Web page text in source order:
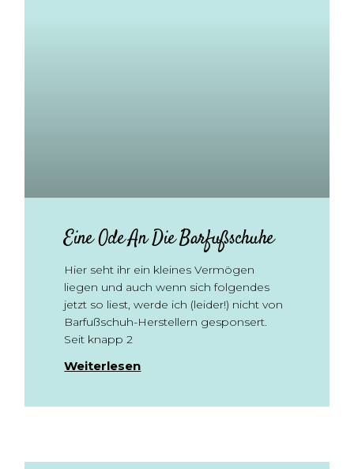
Eine Ode An Die Barfußschuhe
Hier seht ihr ein kleines Vermögen
liegen und auch wenn sich folgendes
jetzt so liest, werde ich (leider!) nicht von
Barfußschuh-Herstellern gesponsert.
Seit knapp 2
Weiterlesen